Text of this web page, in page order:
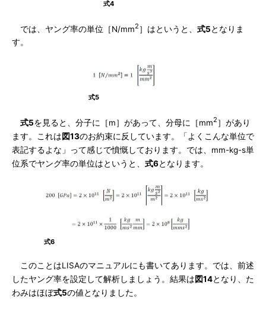
式4
では、ヤング率の単位［N/mm2 ］はというと、 式5となりま
す。
式5
式5を見ると、分子に［m］があって、分母に［mm2 ］があり
ます。これは図13のお約束に反しています。「よくこんな単位で
表記するよな」って感じで憤慨しております。では、mm-kg-s単
位系でヤング率の単位はというと、 式6となります。
式6
このことはLISAのマニュアルにも書いてあります。では、前述
したヤング率を設定して解析しましょう。結果は図14となり、た
わみはほぼ式5の値となりました。